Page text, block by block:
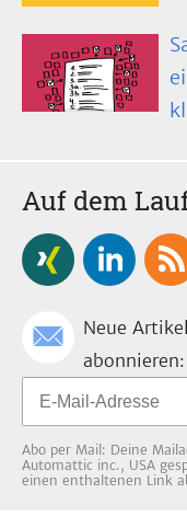
Auf dem
Neue
abonnieren:
Abo per Mail: Deine
Automattic inc., USA
einen enthaltenen Link